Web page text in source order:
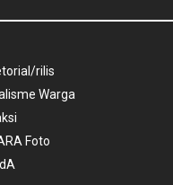
rilis
Warga
Foto